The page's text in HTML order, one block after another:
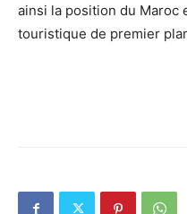
ainsi la position du Maroc
touristique de premier